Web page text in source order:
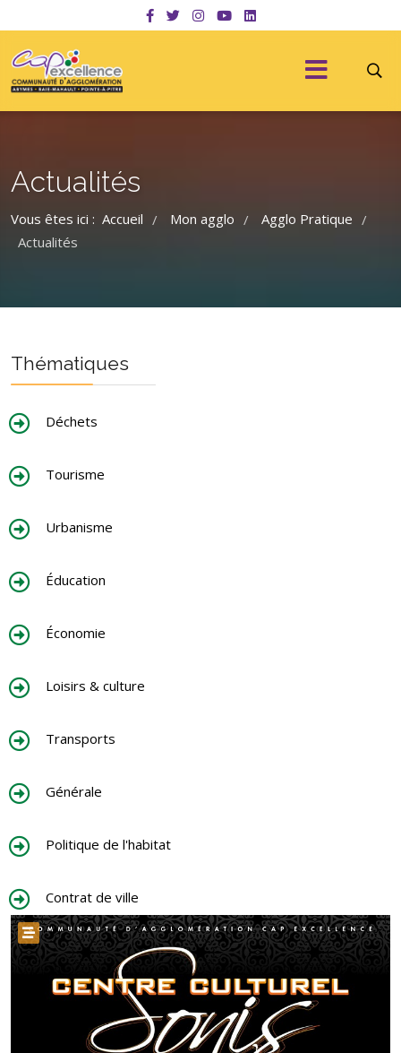
Actualités
Vous êtes ici : Accueil / Mon agglo / Agglo Pratique /
Actualités
Thématiques
Déchets
Tourisme
Urbanisme
Éducation
Économie
Loisirs & culture
Transports
Générale
Politique de l'habitat
Contrat de ville